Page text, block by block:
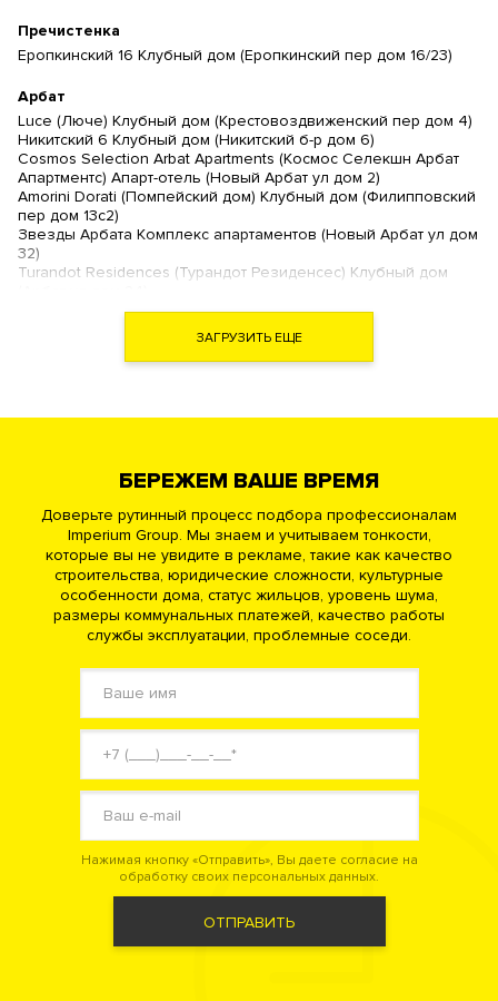
Пречистенка
Еропкинский 16 Клубный дом (Еропкинский пер дом 16/23)
Арбат
Luce (Люче) Клубный дом (Крестовоздвиженский пер дом 4)
Никитский 6 Клубный дом (Никитский б-р дом 6)
Cosmos Selection Arbat Apartments (Космос Селекшн Арбат
Апартментс) Апарт-отель (Новый Арбат ул дом 2)
Amorini Dorati (Помпейский дом) Клубный дом (Филипповский
пер дом 13с2)
Звезды Арбата Комплекс апартаментов (Новый Арбат ул дом
32)
Turandot Residences (Турандот Резиденсес) Клубный дом
Artisan (Артизан) Клубный дом (Арбат ул дом 39)
Дом Наркомфина (Новинский б-р дом 25 )
Дом на Хлебном (Хлебный пер дом 19)
The Book (Зе Бук) Комплекс апартаментов (Новый Арбат ул
б-р дом 12)
Академия Клубный дом (Нащокинский пер дом 7)
Рахманинов Клубный дом (Кисловский М. пер дом 3)
Театральный Дом Премиум квартал (Поварская ул дом 8/1)
Трубниковский 30 Клубный дом (Трубниковский пер дом
Хамовники
Узоры ЖК (2-й Вражский пер дом 8 стр.2)
Хамовники XII Клубная резиденция (1-й Тружеников пер дом
Обыденский 1 Клубный дом (3-й Обыденский пер дом 1)
Саввинская 17 Клубный дом (Саввинская наб дом 17)
Саввинская 27 Клубный дом (Саввинская наб дом 27)
MAGNUM (Магнум) Клубный дом (Усачева ул дом 9)
Садовые Кварталы ЖК (Усачева ул дом 11)
Пироговская 14 Комплекс апартаментов (Пироговская М. ул
High Garden (Хай Гарден) Клубный дом (2-й Неопалимовский
ЗАГРУЗИТЬ ЕЩЕ
БЕРЕЖЕМ ВАШЕ ВРЕМЯ
Доверьте рутинный процесс подбора профессионалам
Imperium Group. Мы знаем и учитываем тонкости,
которые вы не увидите в рекламе, такие как качество
строительства, юридические сложности, культурные
особенности дома, статус жильцов, уровень шума,
размеры коммунальных платежей, качество работы
службы эксплуатации, проблемные соседи.
Нажимая кнопку «Отправить», Вы даете согласие на
обработку своих персональных данных.
ОТПРАВИТЬ